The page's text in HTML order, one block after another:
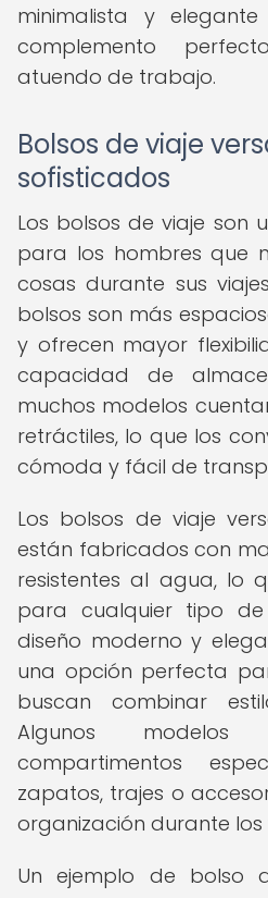
minimalista y
complemento
atuendo de trabajo.
Bolsos de viaje
sofisticados
Los bolsos de viaje son
para los hombres que
cosas durante sus
bolsos son más
y ofrecen mayor
capacidad de
muchos modelos
retráctiles, lo que los
cómoda y fácil de
Los bolsos de viaje
están fabricados con
resistentes al agua, lo
para cualquier tipo de
diseño moderno y
una opción perfecta
buscan combinar
Algunos modelos
compartimentos
zapatos, trajes o
organización durante los
Un ejemplo de bolso